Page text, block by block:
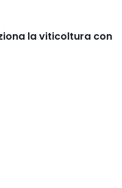
la viticoltura con